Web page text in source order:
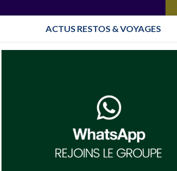
Toutes les surveillances
ACTUS RESTOS & VOYAGES